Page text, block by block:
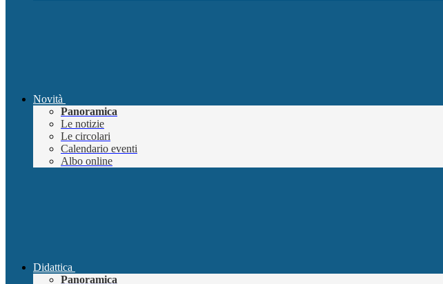
Novità
Panoramica
Le notizie
Le circolari
Calendario eventi
Albo online
Didattica
Panoramica